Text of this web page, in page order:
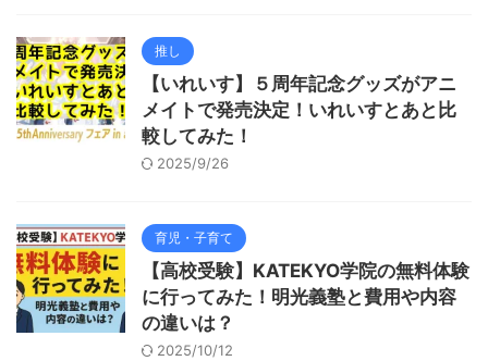
推し
【いれいす】５周年記念グッズがアニ
メイトで発売決定！いれいすとあと比
較してみた！
2025/9/26
育児・子育て
【高校受験】KATEKYO学院の無料体験
に行ってみた！明光義塾と費用や内容
の違いは？
2025/10/12